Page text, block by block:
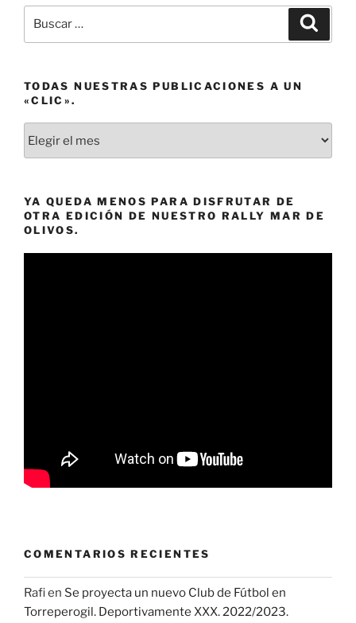
por:
TODAS NUESTRAS PUBLICACIONES A UN
«CLIC».
nuestras
un
«clic».
YA QUEDA MENOS PARA DISFRUTAR DE
OTRA EDICIÓN DE NUESTRO RALLY MAR DE
OLIVOS.
COMENTARIOS RECIENTES
Rafien Se proyecta un nuevo Club de Fútbol en
Torreperogil. Deportivamente XXX. 2022/2023.